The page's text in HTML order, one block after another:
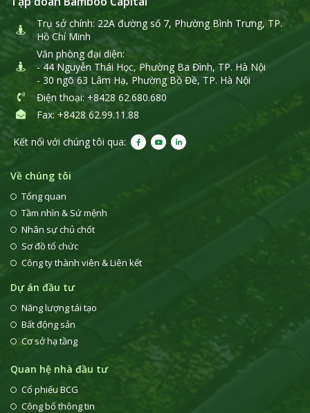
Trụ sở chính: 22A đường số 7, Phường Bình Trưng, TP.
Hồ Chí Minh
Văn phòng đại diện:
- 44 Nguyễn Thái Học, Phường Ba Đình, TP. Hà Nội
- 30 ngõ 63 Lâm Hạ, Phường Bồ Đề, TP. Hà Nội
Điện thoại: +8428 62.680.680
Fax: +8428 62.99.11.88
Kết nối với chúng tôi qua:
Về chúng tôi
Tổng quan
Tầm nhìn & Sứ mệnh
Nhân sự chủ chốt
Sơ đồ tổ chức
Công ty thành viên & Liên kết
Dự án đầu tư
Năng lượng tái tạo
Bất động sản
Cơ sở hạ tầng
Quan hệ nhà đầu tư
Cổ phiếu BCG
Công bố thông tin